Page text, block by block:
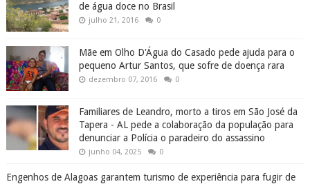
de água doce no Brasil
julho 21, 2016 0
Mãe em Olho D'Água do Casado pede ajuda para o
pequeno Artur Santos, que sofre de doença rara
dezembro 07, 2016 0
Familiares de Leandro, morto a tiros em São José da
Tapera - AL pede a colaboração da população para
denunciar a Polícia o paradeiro do assassino
junho 04, 2025 0
Engenhos de Alagoas garantem turismo de experiência para fugir de